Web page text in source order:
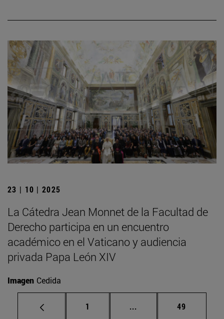
23 | 10 | 2025
La Cátedra Jean Monnet de la Facultad de
Derecho participa en un encuentro
académico en el Vaticano y audiencia
privada Papa León XIV
Imagen Cedida
Página
1 ... Páginas intermedias
Página
49